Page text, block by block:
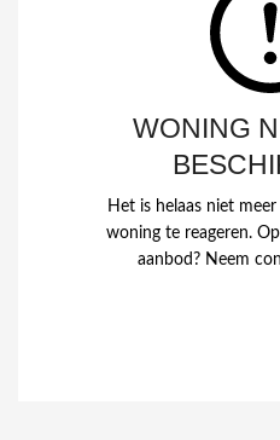
WONING
Het is helaas niet
woning te reageren.
aanbod? Neem